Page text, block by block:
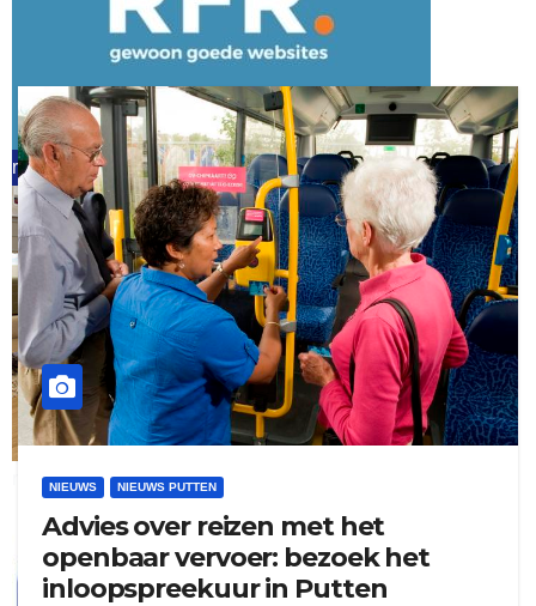
word vrijwilliger (1)
refreshed webdesign putten
ruitengaparket
NIEUWS NIEUWS PUTTEN
Advies over reizen met het
openbaar vervoer: bezoek het
inloopspreekuur in Putten